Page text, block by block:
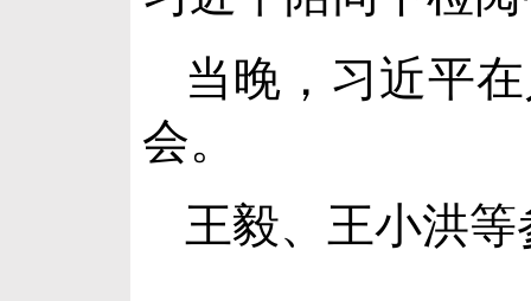
当晚，习近平
会。
王毅、王小洪